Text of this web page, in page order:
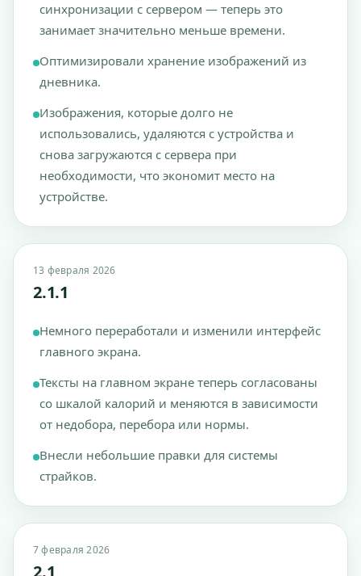
синхронизации с сервером — теперь это
занимает значительно меньше времени.
Оптимизировали хранение изображений из
дневника.
Изображения, которые долго не
использовались, удаляются с устройства и
снова загружаются с сервера при
необходимости, что экономит место на
устройстве.
13 февраля 2026
2.1.1
Немного переработали и изменили интерфейс
главного экрана.
Тексты на главном экране теперь согласованы
со шкалой калорий и меняются в зависимости
от недобора, перебора или нормы.
Внесли небольшие правки для системы
страйков.
7 февраля 2026
2.1